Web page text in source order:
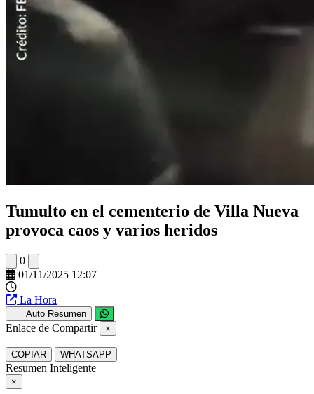
Tumulto en el cementerio de Villa Nueva
provoca caos y varios heridos
0
01/11/2025 12:07
La Hora
Auto Resumen
Enlace de Compartir ×
COPIAR WHATSAPP
Resumen Inteligente
×